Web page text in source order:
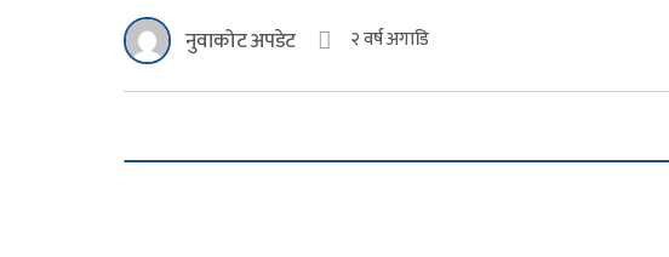
नुवाकोट अपडेट २ वर्ष अगाडि